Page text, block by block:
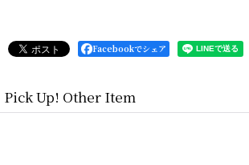
Facebookでシェア
Pick Up! Other Item